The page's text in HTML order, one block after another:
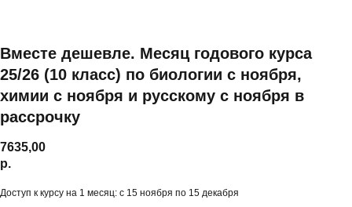
Вместе дешевле. Месяц годового курса
25/26 (10 класс) по биологии с ноября,
химии с ноября и русскому с ноября в
рассрочку
7635,00
р.
Доступ к курсу на 1 месяц: с 15 ноября по 15 декабря